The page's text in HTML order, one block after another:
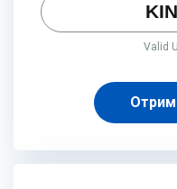
Valid